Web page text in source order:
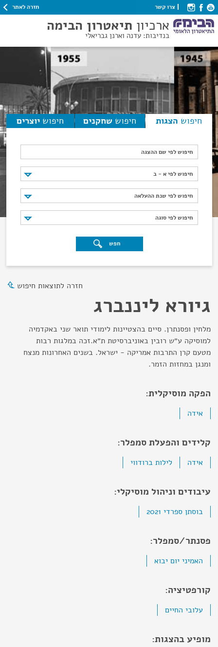
צרו קשר חזרה לאתר
ארכיון תיאטרון הבימה
בנדיבות: עדנה וארנן גבריאלי
חיפוש הצגות חיפוש שחקנים חיפוש יוצרים
חיפוש לפי שם ההצגה
חיפוש לפי א - ב
חיפוש לפי א - ב
חיפוש לפי שנת ההעלאה
חיפוש לפי שנת ההעלאה
חיפוש לפי סוגה
חיפוש לפי סוגה
חפש
חזרה לתוצאות חיפוש
גיורא ליננברג
מלחין ופסנתרן. סיים בהצטיינות לימודי תואר שני באקדמיה
למוסיקה ע״ש רובין באוניברסיטת ת״א.זכה במלגות רבות
מטעם קרן התרבות אמריקה - ישראל. בשנים האחרונות מנצח
ומנגן במחזות הזמר.
הפקה מוסיקלית:
אידה
קלידים והפעלת סמפלר:
אידה לילות ברודווי
עיבודים וניהול מוסיקלי:
בוסתן ספרדי 2021
פסנתר/סמפלר:
האמיני יום יבוא
קורפטיציה:
עלובי החיים
מופיע בהצגות: